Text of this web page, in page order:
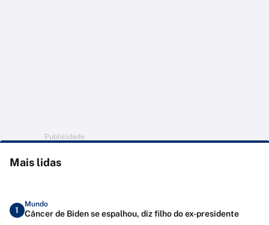
Publicidade
Mais lidas
1
Mundo
Câncer de Biden se espalhou, diz filho do ex-presidente